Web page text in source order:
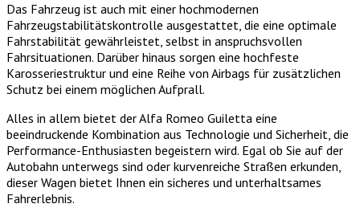
Das Fahrzeug ist auch mit einer hochmodernen
Fahrzeugstabilitätskontrolle ausgestattet, die eine optimale
Fahrstabilität gewährleistet, selbst in anspruchsvollen
Fahrsituationen. Darüber hinaus sorgen eine hochfeste
Karosseriestruktur und eine Reihe von Airbags für zusätzlichen
Schutz bei einem möglichen Aufprall.
Alles in allem bietet der Alfa Romeo Guiletta eine
beeindruckende Kombination aus Technologie und Sicherheit, die
Performance-Enthusiasten begeistern wird. Egal ob Sie auf der
Autobahn unterwegs sind oder kurvenreiche Straßen erkunden,
dieser Wagen bietet Ihnen ein sicheres und unterhaltsames
Fahrerlebnis.